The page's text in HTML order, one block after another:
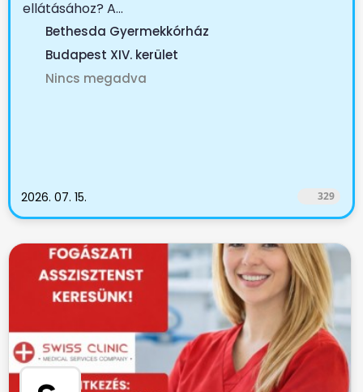
ellátásához? A...
Bethesda Gyermekkórház
Budapest XIV. kerület
Nincs megadva
2026. 07. 15. 329